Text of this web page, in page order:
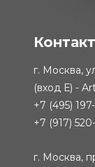
г. Москва,
(вход Е) -
+7 (495)
+7 (917)
г. Москва,